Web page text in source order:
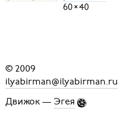
60×40
© 2009
ilyabirman@ilyabirman.ru
Движок — Эгея